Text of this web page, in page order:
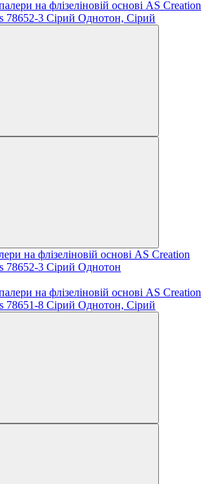
на флізеліновій основі AS Creation
78652-3 Сірий Однотон